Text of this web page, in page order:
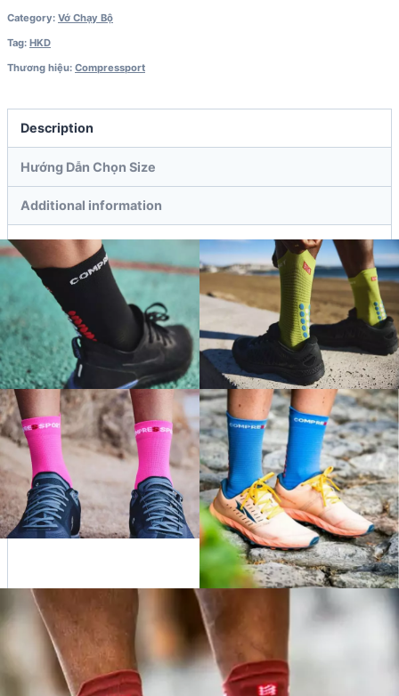
Category: Vớ Chạy Bộ
Tag: HKD
Thương hiệu: Compressport
Description
Hướng Dẫn Chọn Size
Additional information